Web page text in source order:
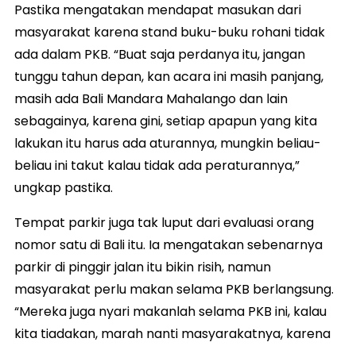
Pastika mengatakan mendapat masukan dari
masyarakat karena stand buku-buku rohani tidak
ada dalam PKB. “Buat saja perdanya itu, jangan
tunggu tahun depan, kan acara ini masih panjang,
masih ada Bali Mandara Mahalango dan lain
sebagainya, karena gini, setiap apapun yang kita
lakukan itu harus ada aturannya, mungkin beliau-
beliau ini takut kalau tidak ada peraturannya,”
ungkap pastika.
Tempat parkir juga tak luput dari evaluasi orang
nomor satu di Bali itu. Ia mengatakan sebenarnya
parkir di pinggir jalan itu bikin risih, namun
masyarakat perlu makan selama PKB berlangsung.
“Mereka juga nyari makanlah selama PKB ini, kalau
kita tiadakan, marah nanti masyarakatnya, karena